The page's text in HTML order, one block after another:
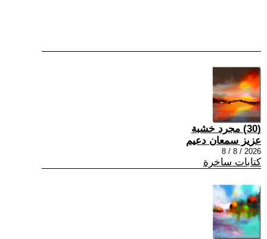
(30) مجرد خشبة
عزيز سمعان دعيم
2026 / 8 / 8
كتابات ساخرة